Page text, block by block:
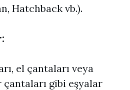
Hatchback vb.).
el çantaları veya
gibi eşyalar